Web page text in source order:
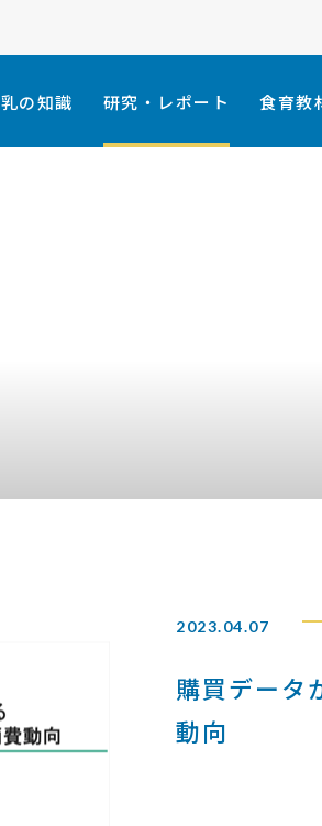
乳の知識 研究・レポート 食育教
2023.04.07
購買データ
動向